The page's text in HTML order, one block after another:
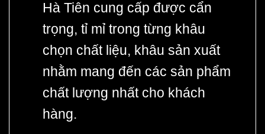
Hà Tiên cung cấp được cẩn
trọng, tỉ mỉ trong từng khâu
chọn chất liệu, khâu sản xuất
nhằm mang đến các sản phẩm
chất lượng nhất cho khách
hàng.